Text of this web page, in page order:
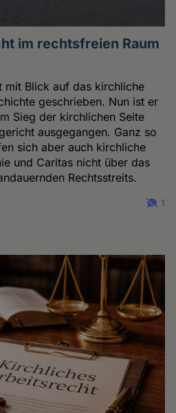
im rechtsfreien Raum
mit Blick auf das kirchliche
geschrieben. Nun ist er
Sieg der kirchlichen Seite
ausgegangen. Ganz so
sich aber auch kirchliche
und Caritas nicht über das
Rechtsstreits.
1